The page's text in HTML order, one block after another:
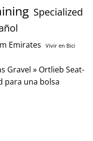
Specialized
Emirates Vivir en Bici
Gravel » Ortlieb Seat-
para una bolsa